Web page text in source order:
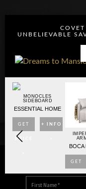
UNBELIEVABLE
MONOCLES
SIDEBOARD
ESSENTIAL HOME
GET
PRICE
+ INFO
BOCA
GET
PRICE
DOWNLOAD